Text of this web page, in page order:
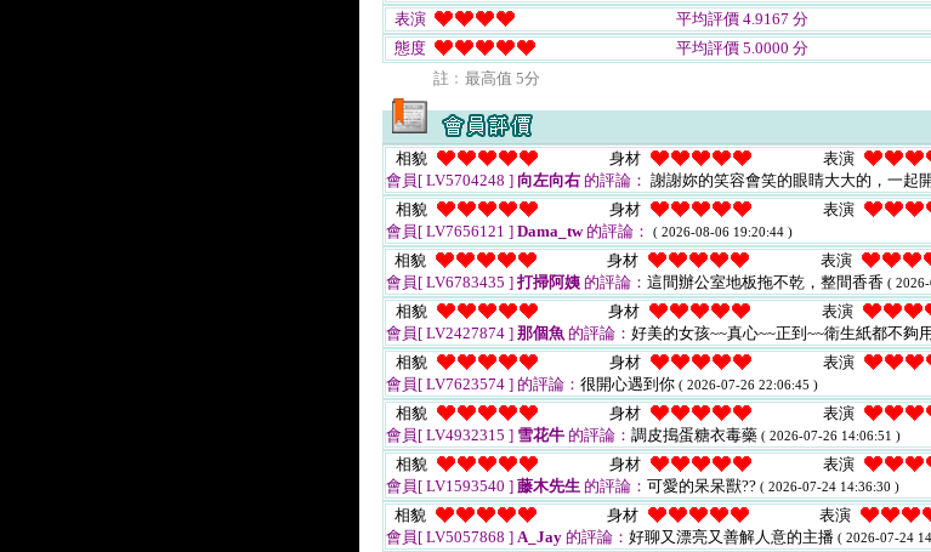
表演
平均評價 4.9167 分
態度
平均評價 5.0000 分
註﹕最高值 5分
相貌 身材 表演
會員[ LV5704248 ] 向左向右 的評論： 謝謝妳的笑容會笑的眼睛大大的，一起
相貌 身材 表演
會員[ LV7656121 ] Dama_tw的評論： ( 2026-08-06 19:20:44 )
相貌 身材 表演
會員[ LV6783435 ] 打掃阿姨 的評論： 這間辦公室地板拖不乾，整間香香 (
相貌 身材 表演
會員[ LV2427874 ] 那個魚 的評論： 好美的女孩~~真心~~正到~~衛生紙都不夠
相貌 身材 表演
會員[ LV7623574 ] 的評論： 很開心遇到你 ( 2026-07-26 22:06:45 )
相貌 身材 表演
會員[ LV4932315 ] 雪花牛 的評論： 調皮搗蛋糖衣毒藥 ( 2026-07-26 14:06:51 )
相貌 身材 表演
會員[ LV1593540 ] 藤木先生 的評論： 可愛的呆呆獸?? ( 2026-07-24 14:36:30 )
相貌 身材 表演
會員[ LV5057868 ] A_Jay 的評論： 好聊又漂亮又善解人意的主播 ( 2026-07-24